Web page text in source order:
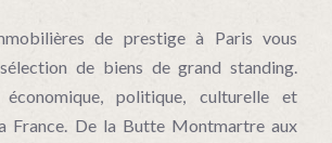
de prestige à Paris vous
de biens de grand standing.
politique, culturelle et
France. De la Butte Montmartre aux